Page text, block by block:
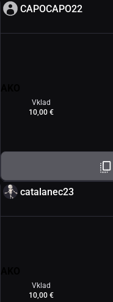
CAPOCAPO22
Vklad
10,00 €
catalanec23
Vklad
10,00 €